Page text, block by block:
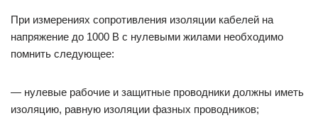
При измерениях сопротивления изоляции кабелей на
напряжение до 1000 В с нулевыми жилами необходимо
помнить следующее:
— нулевые рабочие и защитные проводники должны иметь
изоляцию, равную изоляции фазных проводников;